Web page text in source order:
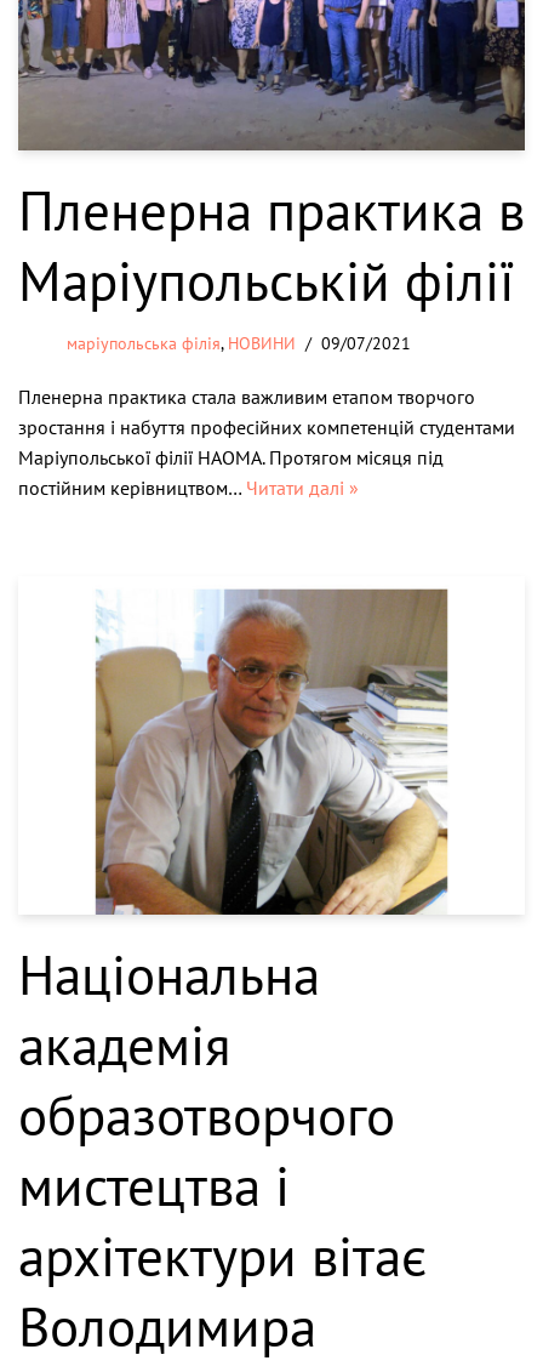
Пленерна практика в
Маріупольській філії
маріупольська філія, НОВИНИ 09/07/2021
Пленерна практика стала важливим етапом творчого
зростання і набуття професійних компетенцій студентами
Маріупольської філії НАОМА. Протягом місяця під
постійним керівництвом… Читати далі »
Національна
академія
образотворчого
мистецтва і
архітектури вітає
Володимира